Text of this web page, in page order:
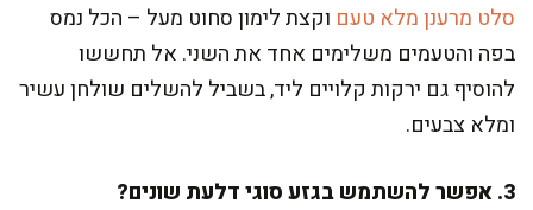
סלט מרענן מלא טעם וקצת לימון סחוט מעל – הכל נמס
בפה והטעמים משלימים אחד את השני. אל תחששו
להוסיף גם ירקות קלויים ליד, בשביל להשלים שולחן עשיר
ומלא צבעים.
3. אפשר להשתמש בגזע סוגי דלעת שונים?